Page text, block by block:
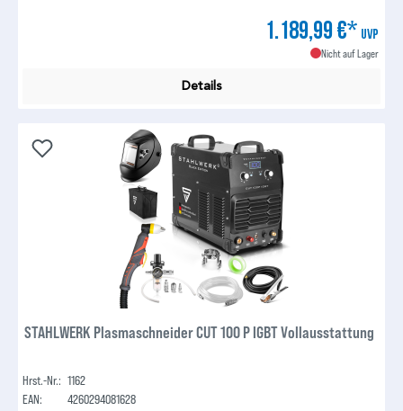
1.189,99 €* UVP
Nicht auf Lager
Details
STAHLWERK Plasmaschneider CUT 100 P IGBT Vollausstattung
Hrst.-Nr.: 1162
EAN:
4260294081628